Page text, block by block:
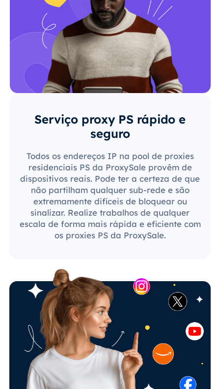
Serviço proxy PS rápido e
seguro
Todos os endereços IP na pool de proxies
residenciais PS da ProxySale provêm de
dispositivos reais. Pode ter a certeza de que
não partilham qualquer sub-rede e são
extremamente difíceis de bloquear ou
sinalizar. Realize trabalhos de qualquer
escala de forma mais rápida e eficiente com
os proxies PS da ProxySale.